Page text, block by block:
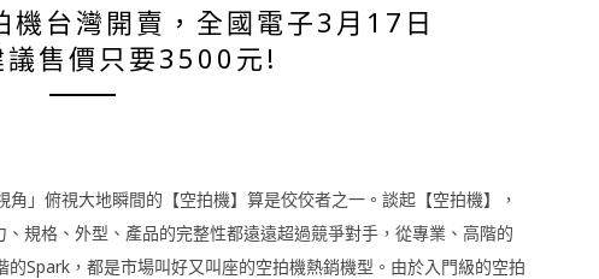
台灣開賣，全國電子3月17日
議售價只要3500元!
」俯視大地瞬間的【空拍機】算是佼佼者之一。談起【空拍機】，
規格、外型、產品的完整性都遠遠超過競爭對手，從專業、高階的
Spark，都是市場叫好又叫座的空拍機熱銷機型。由於入門級的空拍